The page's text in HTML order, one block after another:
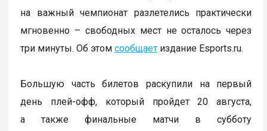
на важный чемпионат разлетелись практически
мгновенно – свободных мест не осталось через
три минуты. Об этомсообщает издание Esports.ru.
Большую часть билетов раскупили на первый
день плей-офф, который пройдет 20 августа,
а также финальные матчи в субботу